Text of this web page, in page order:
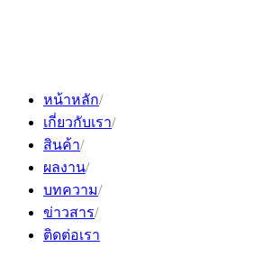
หน้าหลัก
เกี่ยวกับเรา
สินค้า
ผลงาน
บทความ
ข่าวสาร
ติดต่อเรา